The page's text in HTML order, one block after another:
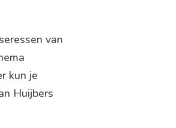
van
kun je
Huijbers